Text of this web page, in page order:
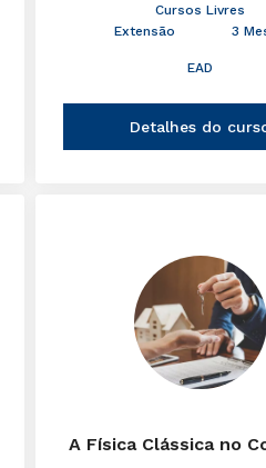
Cursos Livres
Extensão
3
EAD
Detalhes do
A Física Clássica no